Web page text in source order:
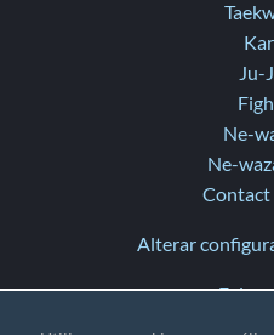
Ju-
Ne-
Ne-
Contact
Alterar
Fale